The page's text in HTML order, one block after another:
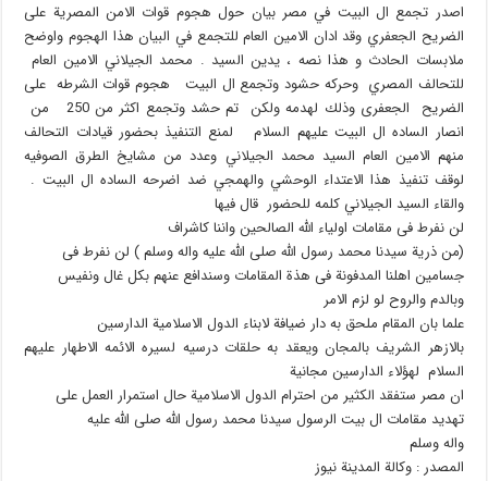
اصدر تجمع ال البيت في مصر بيان حول هجوم قوات الامن المصرية على
الضريح الجعفري وقد ادان الامين العام للتجمع في البيان هذا الهجوم واوضح
ملابسات الحادث و هذا نصه ، يدين السيد . محمد الجيلاني الامين العام
للتحالف المصري وحركه حشود وتجمع ال البيت هجوم قوات الشرطه على
الضريح الجعفرى وذلك لهدمه ولكن تم حشد وتجمع اكثر من 250 من
انصار الساده ال البيت عليهم السلام لمنع التنفيذ بحضور قيادات التحالف
منهم الامين العام السيد محمد الجيلاني وعدد من مشايخ الطرق الصوفيه
لوقف تنفيذ هذا الاعتداء الوحشي والهمجي ضد اضرحه الساده ال البيت .
والقاء السيد الجيلاني كلمه للحضور قال فيها
لن نفرط فى مقامات اولياء الله الصالحين واننا كاشراف
(من ذرية سيدنا محمد رسول الله صلى الله عليه واله وسلم ) لن نفرط فى
جسامين اهلنا المدفونة فى هذة المقامات وسندافع عنهم بكل غال ونفيس
وبالدم والروح لو لزم الامر
علما بان المقام ملحق به دار ضيافة لابناء الدول الاسلامية الدارسين
بالازهر الشريف بالمجان ويعقد به حلقات درسيه لسيره الائمه الاطهار عليهم
السلام لهؤلاء الدارسين مجانية
ان مصر ستفقد الكثير من احترام الدول الاسلامية حال استمرار العمل على
تهديد مقامات ال بيت الرسول سيدنا محمد رسول الله صلى الله عليه
واله وسلم
المصدر : وكالة المدينة نيوز